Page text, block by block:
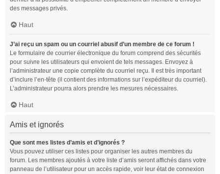
des messages privés.
Haut
J’ai reçu un spam ou un courriel abusif d’un membre de ce forum !
Le formulaire de courrier électronique du forum comprend des sécurités
pour suivre les utilisateurs qui envoient de tels messages. Envoyez à
l’administrateur une copie complète du courriel reçu. Il est très important
d’inclure l’en-tête (il contient des informations sur l’expéditeur du courriel).
L’administrateur pourra alors prendre les mesures nécessaires.
Haut
Amis et ignorés
Que sont mes listes d’amis et d’ignorés ?
Vous pouvez utiliser ces listes pour organiser les autres membres du
forum. Les membres ajoutés à votre liste d’amis seront affichés dans votre
panneau de l’utilisateur pour un accès rapide, voir leur état de connexion